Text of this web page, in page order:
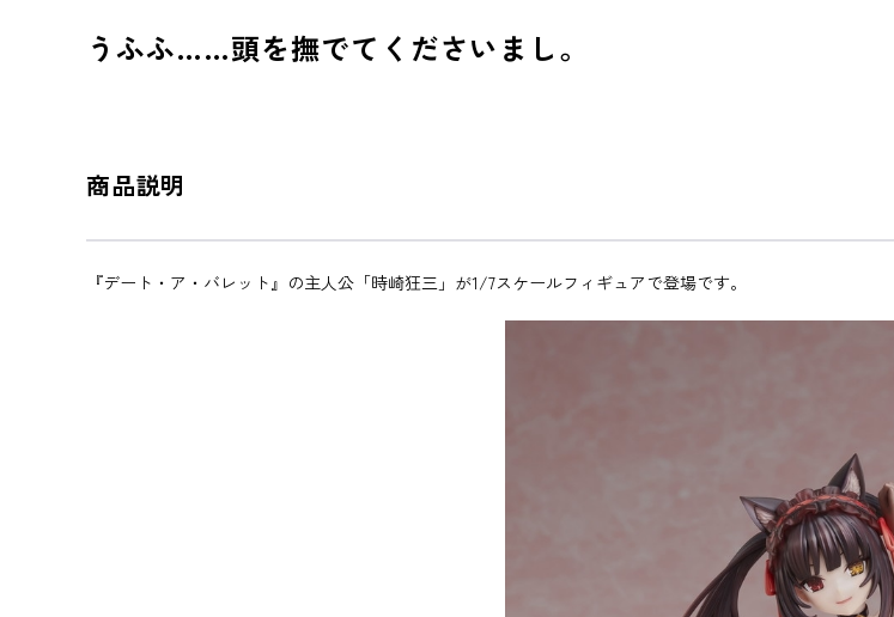
うふふ……頭を撫でてくださいまし。
商品説明
『デート・ア・バレット』の主人公「時崎狂三」が1/7スケールフィギュアで登場です。